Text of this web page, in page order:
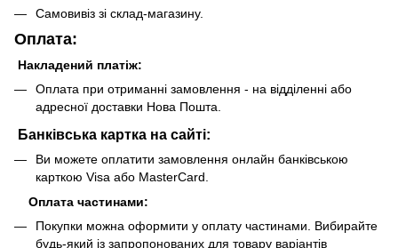
Самовивіз зі склад-магазину.
Оплата:
Накладений платіж:
Оплата при отриманні замовлення - на відділенні або
адресної доставки Нова Пошта.
Банківська картка на сайті:
Ви можете оплатити замовлення онлайн банківською
карткою Visa або MasterCard.
Оплата частинами:
Покупки можна оформити у оплату частинами. Вибирайте
будь-який із запропонованих для товару варіантів